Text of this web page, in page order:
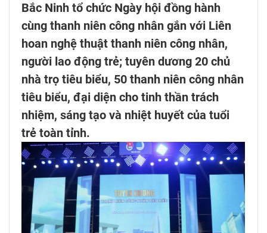
Bắc Ninh tổ chức Ngày hội đồng hành
cùng thanh niên công nhân gắn với Liên
hoan nghệ thuật thanh niên công nhân,
người lao động trẻ; tuyên dương 20 chủ
nhà trọ tiêu biểu, 50 thanh niên công nhân
tiêu biểu, đại diện cho tinh thần trách
nhiệm, sáng tạo và nhiệt huyết của tuổi
trẻ toàn tỉnh.